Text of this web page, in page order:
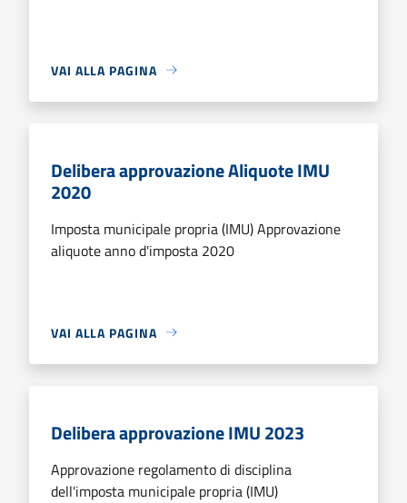
VAI ALLA PAGINA
Delibera approvazione Aliquote IMU
2020
Imposta municipale propria (IMU) Approvazione
aliquote anno d'imposta 2020
VAI ALLA PAGINA
Delibera approvazione IMU 2023
Approvazione regolamento di disciplina
dell'imposta municipale propria (IMU)